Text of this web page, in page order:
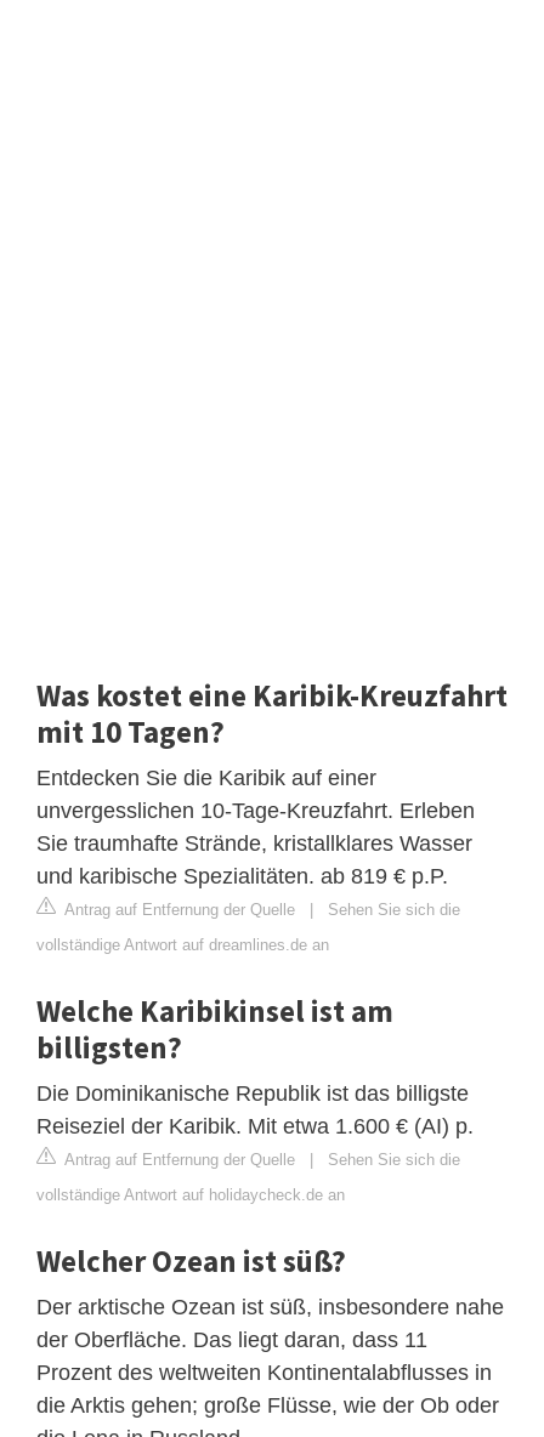
Was kostet eine Karibik-Kreuzfahrt
mit 10 Tagen?
Entdecken Sie die Karibik auf einer
unvergesslichen 10-Tage-Kreuzfahrt. Erleben
Sie traumhafte Strände, kristallklares Wasser
und karibische Spezialitäten. ab 819 € p.P.
Antrag auf Entfernung der Quelle | Sehen Sie sich die
vollständige Antwort auf dreamlines.de an
Welche Karibikinsel ist am
billigsten?
Die Dominikanische Republik ist das billigste
Reiseziel der Karibik. Mit etwa 1.600 € (AI) p.
Antrag auf Entfernung der Quelle | Sehen Sie sich die
vollständige Antwort auf holidaycheck.de an
Welcher Ozean ist süß?
Der arktische Ozean ist süß, insbesondere nahe
der Oberfläche. Das liegt daran, dass 11
Prozent des weltweiten Kontinentalabflusses in
die Arktis gehen; große Flüsse, wie der Ob oder